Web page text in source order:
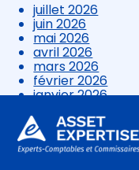
Aller
au
juillet 2026
juin 2026
mai 2026
avril 2026
mars 2026
février 2026
janvier 2026
novembre 2025
octobre 2025
septembre 2025